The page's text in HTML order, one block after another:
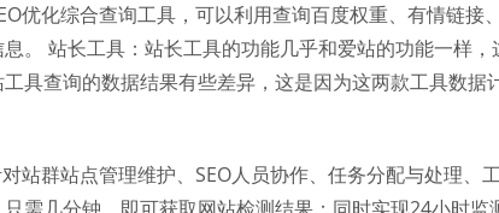
优化综合查询工具，可以利用查询百度权重、有情链接
。 站长工具：站长工具的功能几乎和爱站的功能一样，
具查询的数据结果有些差异，这是因为这两款工具数据
站群站点管理维护、SEO人员协作、任务分配与处理、